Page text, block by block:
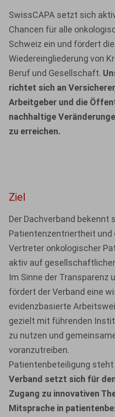
SwissCAPA setzt sich
Chancen für alle
Schweiz ein und fördert
Wiedereingliederung von
Beruf und Gesellschaft.
richtet sich an
Arbeitgeber und die
nachhaltige
zu erreichen.
Ziel
Der Dachverband bekennt
Patientenzentriertheit und
Vertreter onkologischer
aktiv auf
Im Sinne der Transparenz
fördert der Verband eine
evidenzbasierte
gezielt mit führenden
zu nutzen und
voranzutreiben.
Patientenbeteiligung steht
Verband setzt sich für
Zugang zu innovativen
Mitsprache in